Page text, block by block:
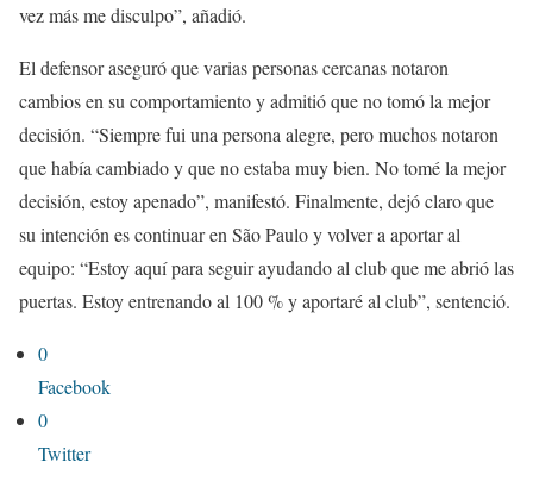
vez más me disculpo”, añadió.
El defensor aseguró que varias personas cercanas notaron
cambios en su comportamiento y admitió que no tomó la mejor
decisión. “Siempre fui una persona alegre, pero muchos notaron
que había cambiado y que no estaba muy bien. No tomé la mejor
decisión, estoy apenado”, manifestó. Finalmente, dejó claro que
su intención es continuar en São Paulo y volver a aportar al
equipo: “Estoy aquí para seguir ayudando al club que me abrió las
puertas. Estoy entrenando al 100 % y aportaré al club”, sentenció.
0
Facebook
0
Twitter